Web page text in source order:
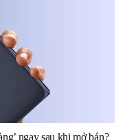
ngay sau khi mở bán?